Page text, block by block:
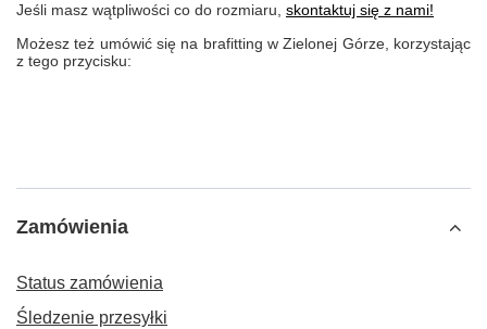
Jeśli masz wątpliwości co do rozmiaru, skontaktuj się z nami!
Możesz też umówić się na brafitting w Zielonej Górze, korzystając
z tego przycisku:
Zamówienia
Status zamówienia
Śledzenie przesyłki